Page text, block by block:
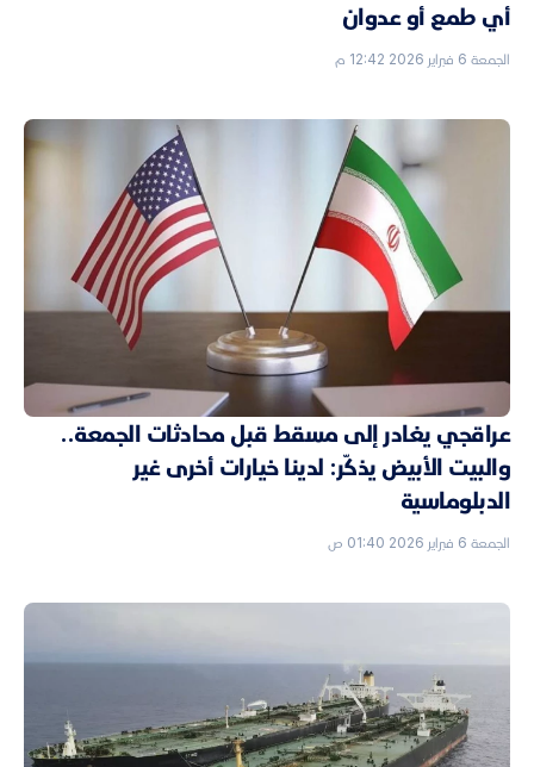
أي طمع أو عدوان
الجمعة 6 فبراير 2026 12:42 م
عراقجي يغادر إلى مسقط قبل محادثات الجمعة..
والبيت الأبيض يذكّر: لدينا خيارات أخرى غير
الدبلوماسية
الجمعة 6 فبراير 2026 01:40 ص